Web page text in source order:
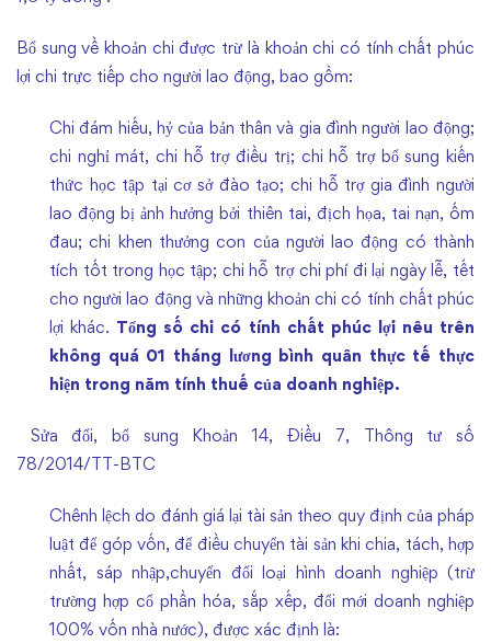
văn
bản
quy
định
về
thuế
Bổ sung về khoản chi được trừ là khoản chi có tính chất phúc
lợi chi trực tiếp cho người lao động, bao gồm:
Chi đám hiếu, hỷ của bản thân và gia đình người lao động;
chi nghỉ mát, chi hỗ trợ điều trị; chi hỗ trợ bổ sung kiến
thức học tập tại cơ sở đào tạo; chi hỗ trợ gia đình người
lao động bị ảnh hưởng bởi thiên tai, địch họa, tai nạn, ốm
đau; chi khen thưởng con của người lao động có thành
tích tốt trong học tập; chi hỗ trợ chi phí đi lại ngày lễ, tết
cho người lao động và những khoản chi có tính chất phúc
lợi khác. Tổng số chi có tính chất phúc lợi nêu trên
không quá 01 tháng lương bình quân thực tế thực
hiện trong năm tính thuế của doanh nghiệp.
Sửa đổi, bổ sung Khoản 14, Điều 7, Thông tư số
78/2014/TT-BTC
Chênh lệch do đánh giá lại tài sản theo quy định của pháp
luật để góp vốn, để điều chuyển tài sản khi chia, tách, hợp
nhất, sáp nhập,chuyển đổi loại hình doanh nghiệp (trừ
trường hợp cổ phần hóa, sắp xếp, đổi mới doanh nghiệp
100% vốn nhà nước), được xác định là: